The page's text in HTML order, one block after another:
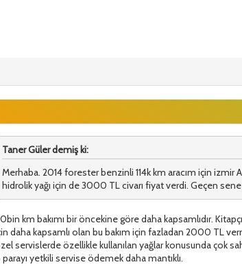
Taner Güler demiş ki:
Merhaba. 2014 forester benzinli 114k km aracım için
hidrolik yağı için de 3000 TL civarı fiyat verdi. Geçen
km bakımı bir öncekine göre daha kapsamlıdır.
daha kapsamlı olan bu bakım için fazladan 2000 TL
servislerde özellikle kullanılan yağlar konusunda çok
parayı yetkili servise ödemek daha mantıklı.